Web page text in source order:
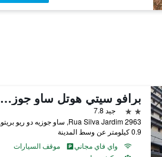
برافو سيتي هوتل ساو جوزي دو ريو بريتو
2 نجمتين
جيد 7.8
0.9 كيلومتر عن وسط المدينة
واي فاي مجاني
موقف السيارات